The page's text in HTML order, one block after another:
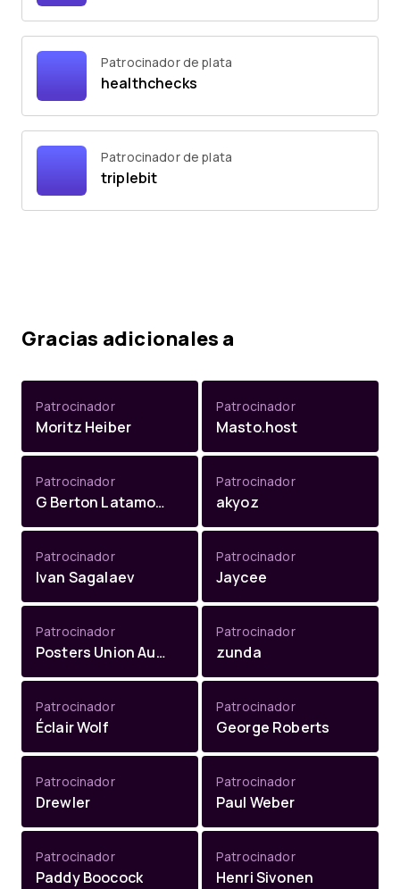
Patrocinador de plata
healthchecks
Patrocinador de plata
triplebit
Gracias adicionales a
Patrocinador
Moritz Heiber
Patrocinador
Masto.host
Patrocinador
G Berton Latamore
Patrocinador
akyoz
Patrocinador
Ivan Sagalaev
Patrocinador
Jaycee
Patrocinador
Posters Union Australia (Shlee)
Patrocinador
zunda
Patrocinador
Éclair Wolf
Patrocinador
George Roberts
Patrocinador
Drewler
Patrocinador
Paul Weber
Patrocinador
Paddy Boocock
Patrocinador
Henri Sivonen